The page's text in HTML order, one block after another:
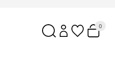
0